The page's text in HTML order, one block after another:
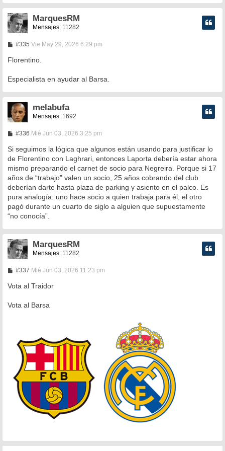
MarquesRM
Mensajes: 11282
#335M
n
s
j
Vie May 29, 2026 6:29 pm
Florentino.
Especialista en ayudar al Barsa.
melabufa
Mensajes: 1692
#336M
n
s
a
Mié Jun 03, 2026 3:25 pm
Si seguimos la lógica que algunos están usando para justificar lo
de Florentino con Laghrari, entonces Laporta debería estar ahora
mismo preparando el carnet de socio para Negreira. Porque si 17
años de “trabajo” valen un socio, 25 años cobrando del club
deberían darte hasta plaza de parking y asiento en el palco. Es
pura analogía: uno hace socio a quien trabaja para él, el otro
pagó durante un cuarto de siglo a alguien que supuestamente
“no conocía”.
MarquesRM
Mensajes: 11282
#337M
n
s
j
Mié Jun 03, 2026 11:23 pm
Vota al Traidor
Vota al Barsa